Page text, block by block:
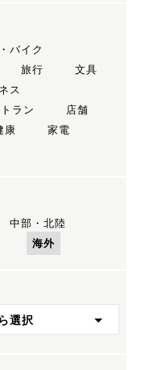
バイク
旅行
文具
ス
ラン
店舗
康
家電
中部・北陸
海外
選択